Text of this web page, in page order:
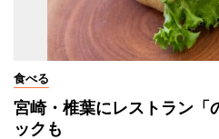
食べる
宮崎・椎葉にレストラン
ックも